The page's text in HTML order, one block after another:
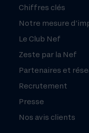
Chiffres clés
Notre mesure
Le Club Nef
Zeste par la Nef
Partenaires et
Recrutement
Presse
Nos avis clients